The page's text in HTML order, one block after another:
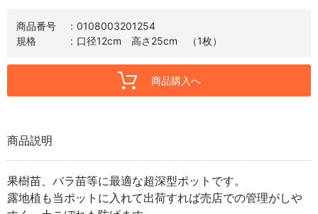
商品番号
0108003201254
規格
口径12cm 高さ25cm （1枚）
商品購入へ
商品説明
果樹苗、バラ苗等に最適な超深型ポットです。
露地植も当ポットに入れて出荷すれば売店での管理がしや